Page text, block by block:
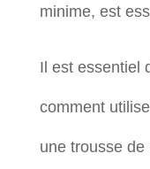
minime, est
Il est essentiel
comment
une trousse